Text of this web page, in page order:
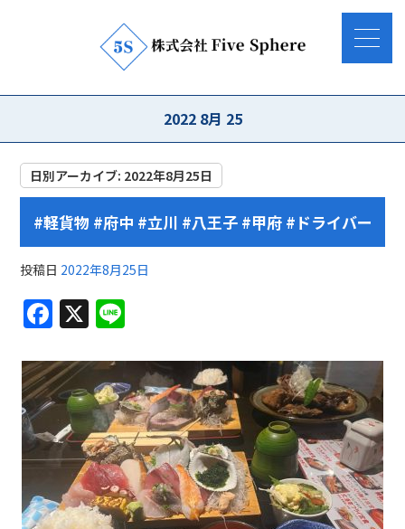
2022 8月 25
日別アーカイブ: 2022年8月25日
#軽貨物 #府中 #立川 #八王子 #甲府 #ドライバー
投稿日 2022年8月25日
F
c
e
b
o
o
k
X
e